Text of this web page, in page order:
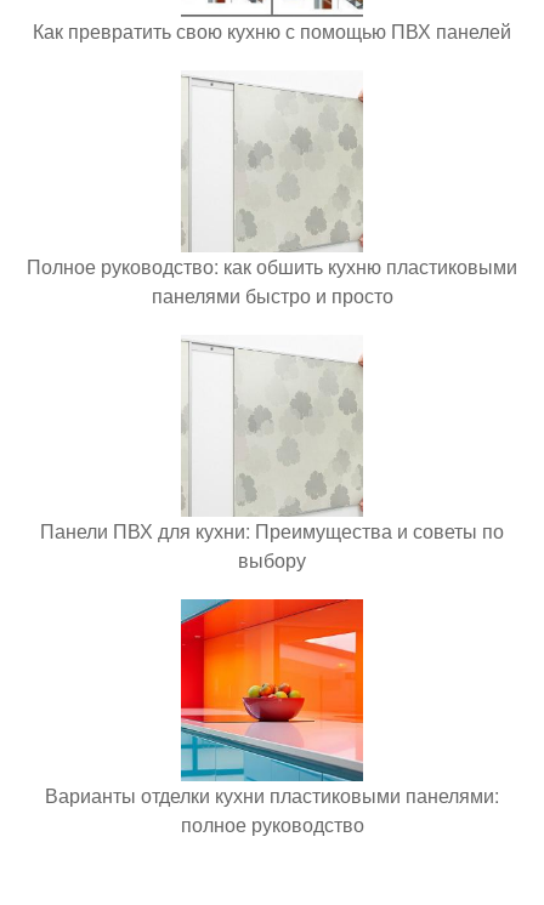
Как превратить свою кухню с помощью ПВХ панелей
Полное руководство: как обшить кухню пластиковыми
панелями быстро и просто
Панели ПВХ для кухни: Преимущества и советы по
выбору
Варианты отделки кухни пластиковыми панелями:
полное руководство